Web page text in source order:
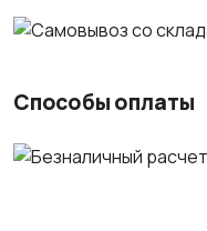
Способы оплаты